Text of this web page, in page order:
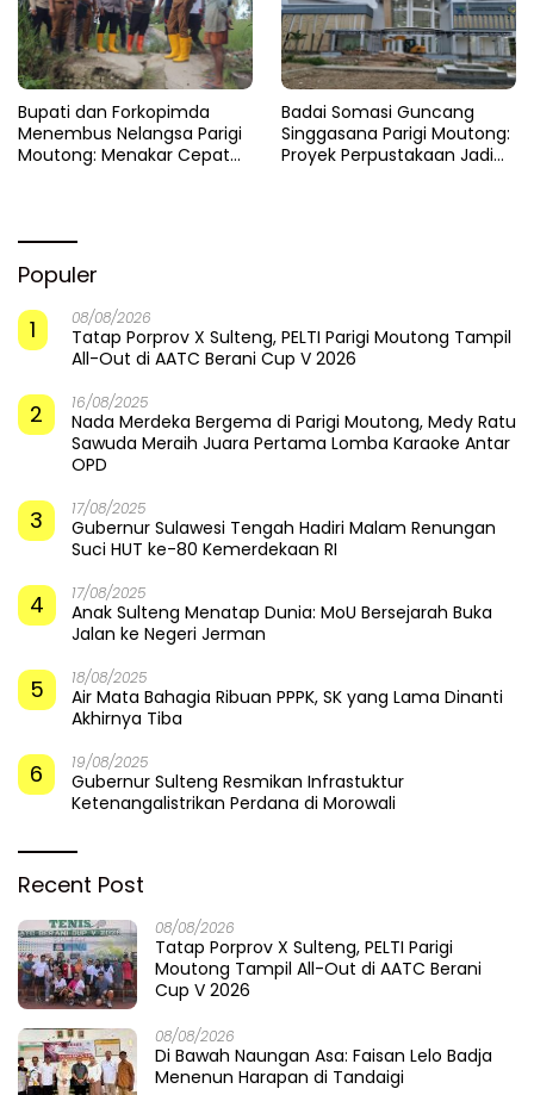
​Bupati dan Forkopimda
Menembus Nelangsa Parigi
Moutong: Menakar Cepat
Badai Somasi Guncang
Singgasana Parigi Moutong:
Proyek Perpustakaan Jadi
Populer
1
08/08/2026
Tatap Porprov X Sulteng, PELTI Parigi Moutong Tampil
All-Out di AATC Berani Cup V 2026
2 16/08/2025
Nada Merdeka Bergema di Parigi Moutong, Medy Ratu
Sawuda Meraih Juara Pertama Lomba Karaoke Antar
OPD
3 17/08/2025
Gubernur Sulawesi Tengah Hadiri Malam Renungan
Suci HUT ke-80 Kemerdekaan RI
4 17/08/2025
Anak Sulteng Menatap Dunia: MoU Bersejarah Buka
Jalan ke Negeri Jerman
5 18/08/2025
Air Mata Bahagia Ribuan PPPK, SK yang Lama Dinanti
Akhirnya Tiba
6 19/08/2025
Gubernur Sulteng Resmikan Infrastuktur
Ketenangalistrikan Perdana di Morowali
Recent Post
08/08/2026
Tatap Porprov X Sulteng, PELTI Parigi
Moutong Tampil All-Out di AATC Berani
Cup V 2026
08/08/2026
Di Bawah Naungan Asa: Faisan Lelo Badja
Menenun Harapan di Tandaigi